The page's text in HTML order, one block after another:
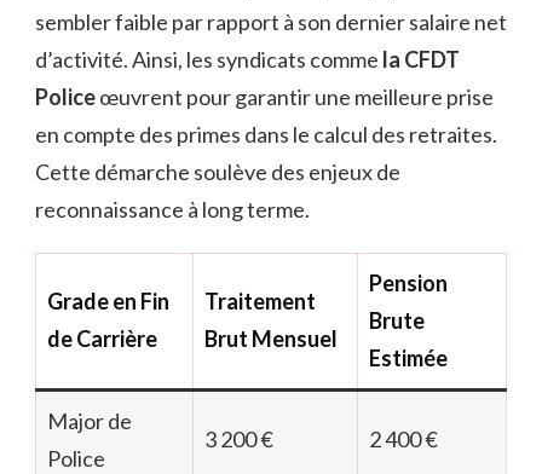
sembler faible par rapport à son dernier salaire net
d’activité. Ainsi, les syndicats comme la CFDT
Policeœuvrent pour garantir une meilleure prise
en compte des primes dans le calcul des retraites.
Cette démarche soulève des enjeux de
reconnaissance à long terme.
Grade en Fin
de Carrière
Traitement
Brut Mensuel
Pension
Brute
Estimée
Major de
Police
3 200 € 2 400 €